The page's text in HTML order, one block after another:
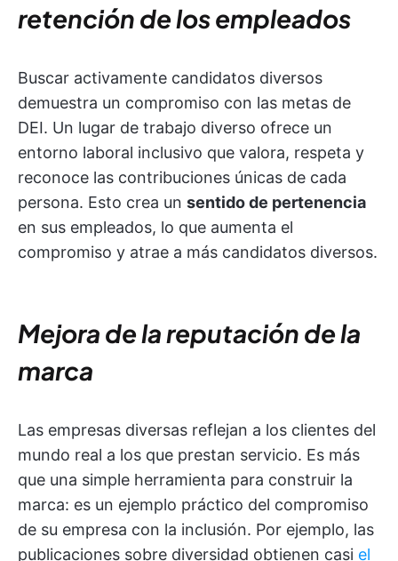
retención de los empleados
Buscar activamente candidatos diversos
demuestra un compromiso con las metas de
DEI. Un lugar de trabajo diverso ofrece un
entorno laboral inclusivo que valora, respeta y
reconoce las contribuciones únicas de cada
persona. Esto crea un sentido de pertenencia
en sus empleados, lo que aumenta el
compromiso y atrae a más candidatos diversos.
Mejora de la reputación de la
marca
Las empresas diversas reflejan a los clientes del
mundo real a los que prestan servicio. Es más
que una simple herramienta para construir la
marca: es un ejemplo práctico del compromiso
de su empresa con la inclusión. Por ejemplo, las
publicaciones sobre diversidad obtienen casi el